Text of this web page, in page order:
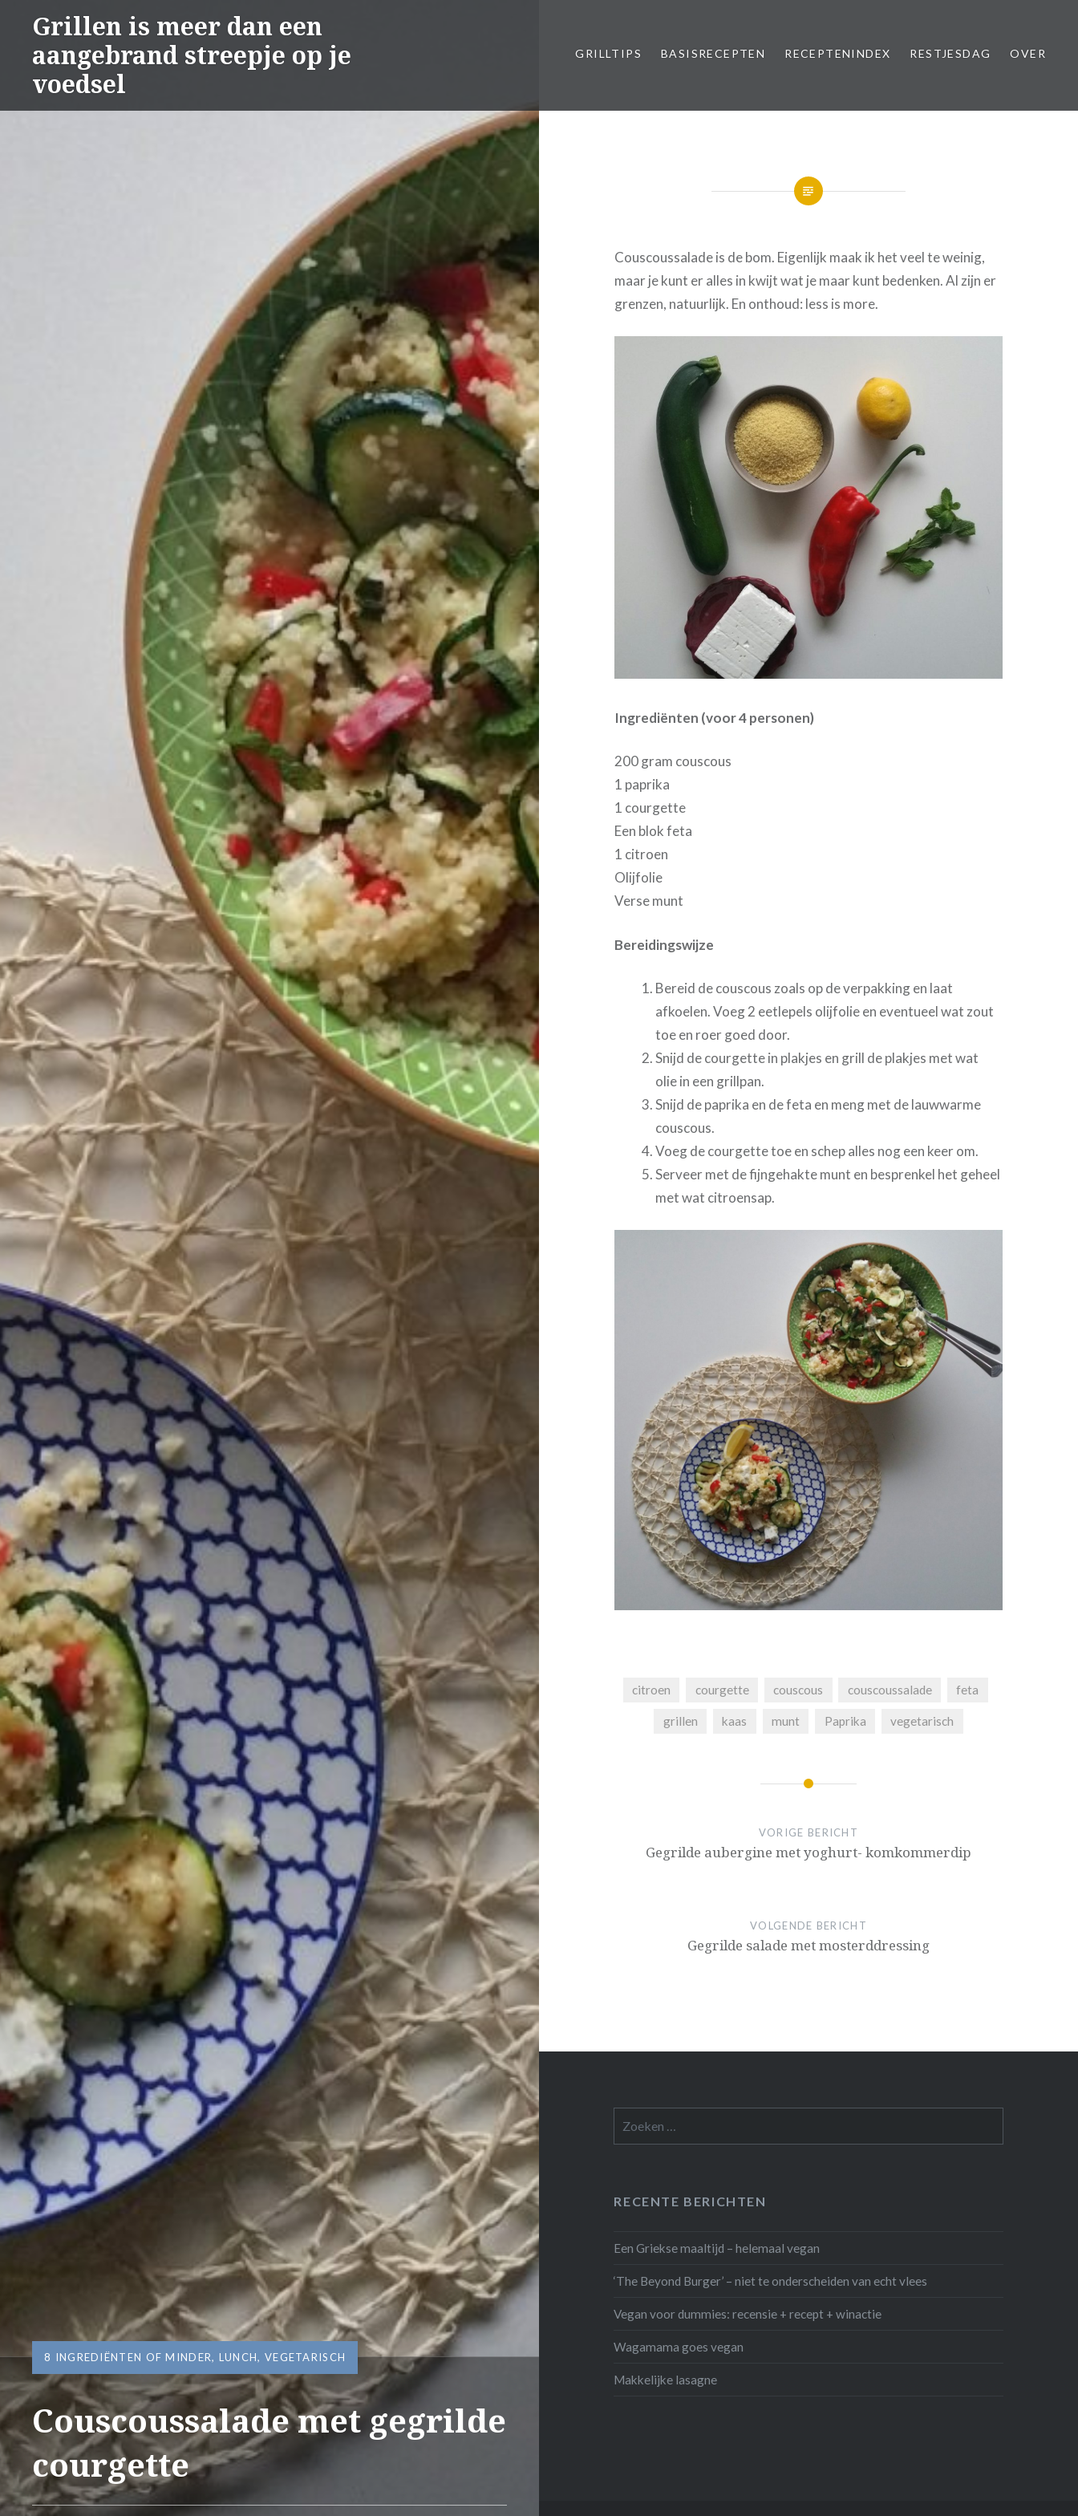
inhoud
Grillen is meer dan een
aangebrand streepje op je
voedsel
GRILLTIPS BASISRECEPTEN RECEPTENINDEX RESTJESDAG OVER
8 INGREDIËNTEN OF MINDER, LUNCH, VEGETARISCH
Couscoussalade met gegrilde
courgette
Couscoussalade is de bom. Eigenlijk maak ik het veel te weinig,
maar je kunt er alles in kwijt wat je maar kunt bedenken. Al zijn er
grenzen, natuurlijk. En onthoud: less is more.
Ingrediënten (voor 4 personen)
200 gram couscous
1 paprika
1 courgette
Een blok feta
1 citroen
Olijfolie
Verse munt
Bereidingswijze
Bereid de couscous zoals op de verpakking en laat
afkoelen. Voeg 2 eetlepels olijfolie en eventueel wat zout
toe en roer goed door.
Snijd de courgette in plakjes en grill de plakjes met wat
olie in een grillpan.
Snijd de paprika en de feta en meng met de lauwwarme
couscous.
Voeg de courgette toe en schep alles nog een keer om.
Serveer met de fijngehakte munt en besprenkel het geheel
met wat citroensap.
citroen courgette couscous couscoussalade feta
grillen kaas munt Paprika vegetarisch
Bericht
VORIGE BERICHT
Gegrilde aubergine met yoghurt- komkommerdip
VOLGENDE BERICHT
Gegrilde salade met mosterddressing
naar:
RECENTE BERICHTEN
Een Griekse maaltijd – helemaal vegan
‘The Beyond Burger’ – niet te onderscheiden van echt vlees
Vegan voor dummies: recensie + recept + winactie
Wagamama goes vegan
Makkelijke lasagne